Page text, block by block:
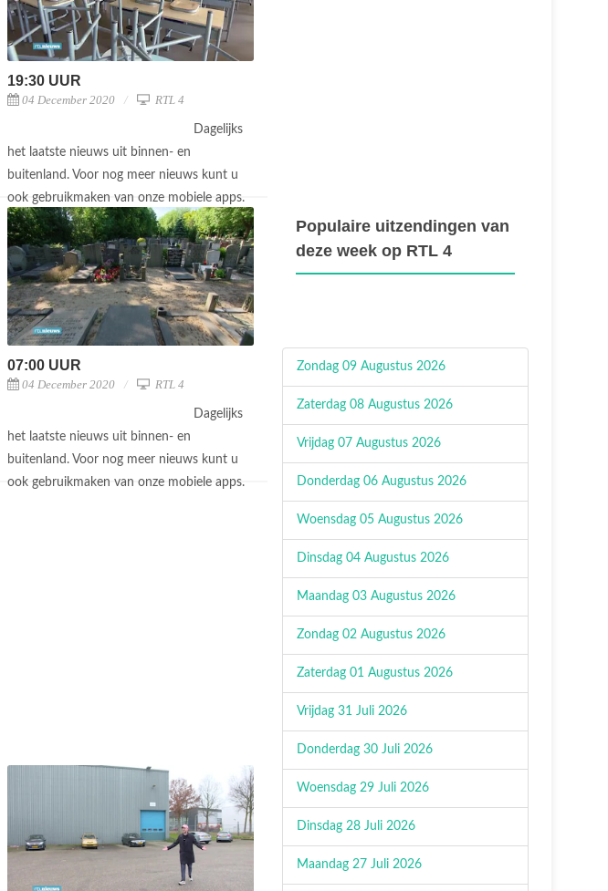
19:30 UUR
04 December 2020 RTL 4
Dagelijks
het laatste nieuws uit binnen- en
buitenland. Voor nog meer nieuws kunt u
ook gebruikmaken van onze mobiele apps.
07:00 UUR
04 December 2020 RTL 4
Dagelijks
het laatste nieuws uit binnen- en
buitenland. Voor nog meer nieuws kunt u
ook gebruikmaken van onze mobiele apps.
Populaire uitzendingen van
deze week op RTL 4
Zondag 09 Augustus 2026
Zaterdag 08 Augustus 2026
Vrijdag 07 Augustus 2026
Donderdag 06 Augustus 2026
Woensdag 05 Augustus 2026
Dinsdag 04 Augustus 2026
Maandag 03 Augustus 2026
Zondag 02 Augustus 2026
Zaterdag 01 Augustus 2026
Vrijdag 31 Juli 2026
Donderdag 30 Juli 2026
Woensdag 29 Juli 2026
Dinsdag 28 Juli 2026
Maandag 27 Juli 2026